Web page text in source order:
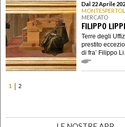
Dal 22 Aprile
MERCATO
FILIPPO
Terre degli
prestito
di fra’ Filippo Li...
1
2